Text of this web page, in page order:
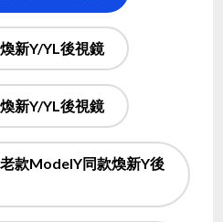
新Y/YL後視鏡
新Y/YL後視鏡
款ModelY同款煥新Y後